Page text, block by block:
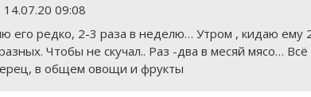
14.07.20 09:08
его редко, 2-3 раза в неделю… Утром , кидаю ему
Чтобы не скучал.. Раз -два в месяй мясо… Всё
в общем овощи и фрукты